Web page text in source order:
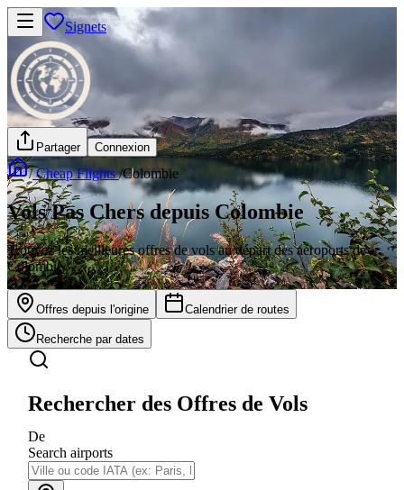
Signets
Partager Connexion
/Cheap Flights/Colombie
Vols Pas Chers depuis Colombie
Trouvez les meilleures offres de vols au départ des aéroports de
Colombie
Offres depuis l'origine Calendrier de routes
Recherche par dates
Rechercher des Offres de Vols
De
Search airports